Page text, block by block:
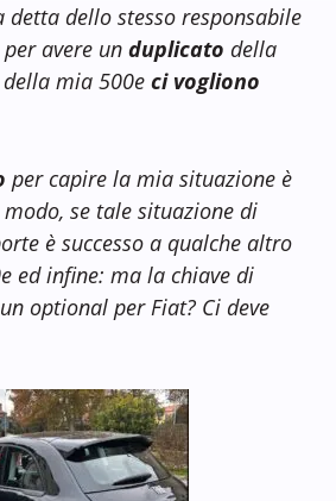
dello stesso responsabile
avere un duplicato della
mia 500e ci vogliono
per capire la mia situazione è
se tale situazione di
è successo a qualche altro
ed infine: ma la chiave di
optional per Fiat? Ci deve